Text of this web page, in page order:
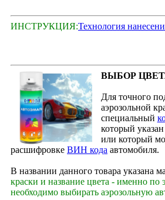
ИНСТРУКЦИЯ:Технология
ВЫБОР
Для точного
аэрозольной
специальный
который
или который
расшифровке ВИН кода автомобиля.
В названии данного товара указана
краски и название цвета - именно по
необходимо выбирать аэрозольную